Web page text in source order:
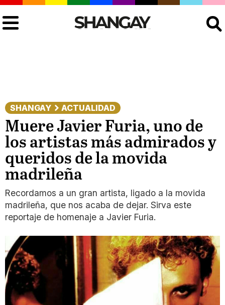
SHANGAY ACTUALIDAD
Muere Javier Furia, uno de
los artistas más admirados y
queridos de la movida
madrileña
Recordamos a un gran artista, ligado a la movida
madrileña, que nos acaba de dejar. Sirva este
reportaje de homenaje a Javier Furia.